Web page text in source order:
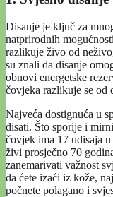
Disanje je ključ za
natprirodnih
razlikuje živo od
su znali da disanje
obnovi energetske
čovjeka razlikuje se od
Najveća dostignuća u
disati. Što sporije i
čovjek ima 17 udisaja
živi prosječno 70
zanemarivati važnost
da ćete izaći iz kože,
počnete polagano i